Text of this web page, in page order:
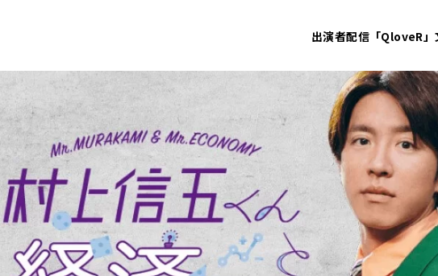
出演者配信「QloveR」